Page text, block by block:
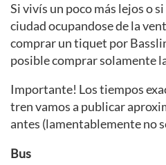
Si vivís un poco más lejos o
ciudad ocupandose de la
comprar un tiquet por
posible comprar solamente
Importante! Los tiempos
tren vamos a publicar
antes (lamentablemente no
Bus